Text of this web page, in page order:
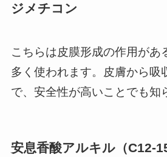
ジメチコン
こちらは皮膜形成の作用があ
多く使われます。皮膚から吸
で、安全性が高いことでも知
安息香酸アルキル（C12-